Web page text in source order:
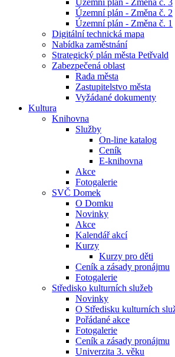
Územní plán - Změna č. 3
Územní plán - Změna č. 2
Územní plán - Změna č. 1
Digitální technická mapa
Nabídka zaměstnání
Strategický plán města Petřvald
Zabezpečená oblast
Rada města
Zastupitelstvo města
Vyžádané dokumenty
Kultura
Knihovna
Služby
On-line katalog
Ceník
E-knihovna
Akce
Fotogalerie
SVČ Domek
O Domku
Novinky
Akce
Kalendář akcí
Kurzy
Kurzy pro děti
Ceník a zásady pronájmu
Fotogalerie
Středisko kulturních služeb
Novinky
O Středisku kulturních
Pořádané akce
Fotogalerie
Ceník a zásady pronájmu
Univerzita 3. věku